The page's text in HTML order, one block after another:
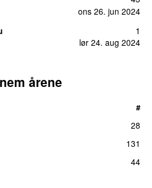
ons 26. jun 2024
lør 24. aug 2024
1
årene
#
28
131
44